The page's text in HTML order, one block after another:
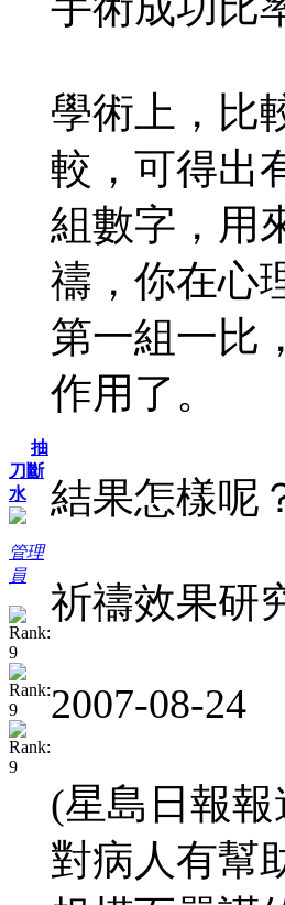
抽
刀斷
水
管理
員
學術上，比
較，可得出
組數字，用
禱，你在心
第一組一比
作用了。
結果怎樣呢
祈禱效果研
2007-08-24
(星島日報
對病人有幫